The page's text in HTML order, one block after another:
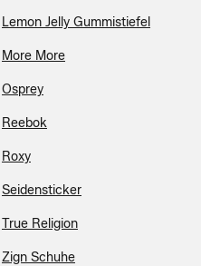
Lemon Jelly Gummistiefel
More More
Osprey
Reebok
Roxy
Seidensticker
True Religion
Zign Schuhe